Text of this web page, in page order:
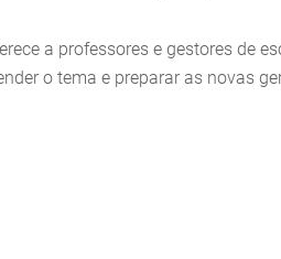
a professores e gestores de
o tema e preparar as novas